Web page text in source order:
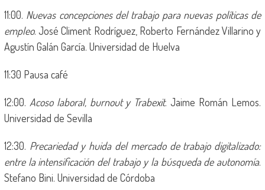
11:00. Nuevas concepciones del trabajo para nuevas políticas de
empleo. José Climent Rodríguez, Roberto Fernández Villarino y
Agustín Galán García. Universidad de Huelva
11:30 Pausa café
12:00. Acoso laboral, burnout y Trabexit. Jaime Román Lemos.
Universidad de Sevilla
12:30. Precariedad y huida del mercado de trabajo digitalizado:
entre la intensificación del trabajo y la búsqueda de autonomía.
Stefano Bini. Universidad de Córdoba